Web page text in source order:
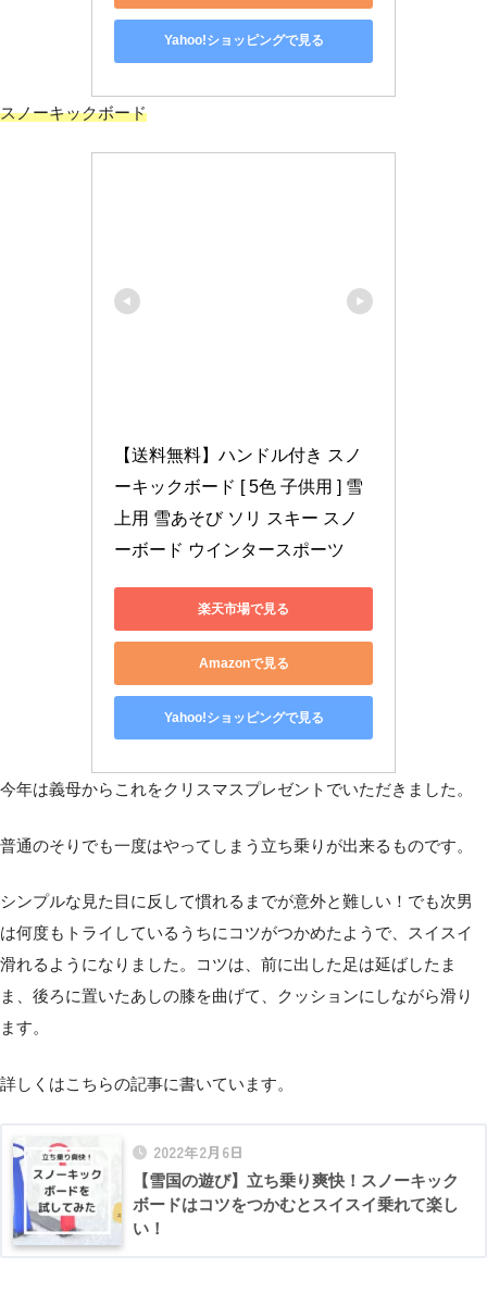
Yahoo!ショッピングで見る
スノーキックボード
【送料無料】ハンドル付き スノ
ーキックボード [ 5色 子供用 ] 雪
上用 雪あそび ソリ スキー スノ
ーボード ウインタースポーツ
楽天市場で見る
Amazonで見る
Yahoo!ショッピングで見る
今年は義母からこれをクリスマスプレゼントでいただきました。
普通のそりでも一度はやってしまう立ち乗りが出来るものです。
シンプルな見た目に反して慣れるまでが意外と難しい！でも次男
は何度もトライしているうちにコツがつかめたようで、スイスイ
滑れるようになりました。コツは、前に出した足は延ばしたま
ま、後ろに置いたあしの膝を曲げて、クッションにしながら滑り
ます。
詳しくはこちらの記事に書いています。
2022年2月6日
【雪国の遊び】立ち乗り爽快！スノーキック
ボードはコツをつかむとスイスイ乗れて楽し
い！